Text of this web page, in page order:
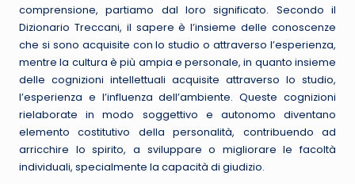
comprensione, partiamo dal loro significato. Secondo il
Dizionario Treccani, il sapere è l’insieme delle conoscenze
che si sono acquisite con lo studio o attraverso l’esperienza,
mentre la cultura è più ampia e personale, in quanto insieme
delle cognizioni intellettuali acquisite attraverso lo studio,
l’esperienza e l’influenza dell’ambiente. Queste cognizioni
rielaborate in modo soggettivo e autonomo diventano
elemento costitutivo della personalità, contribuendo ad
arricchire lo spirito, a sviluppare o migliorare le facoltà
individuali, specialmente la capacità di giudizio.